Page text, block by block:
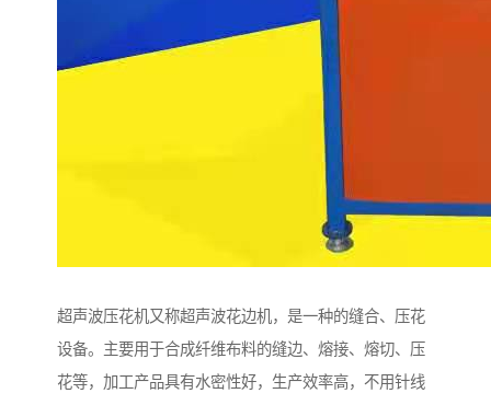
超声波压花机又称超声波花边机，是一种的缝合、压花
设备。主要用于合成纤维布料的缝边、熔接、熔切、压
花等，加工产品具有水密性好，生产效率高，不用针线